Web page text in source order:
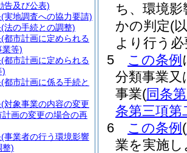
ち、環境
かの判定(
より行う
5
この条例
分類事業又
事業(同条
条第三項第
6
この条例 (
業を実施
告及び公表)
(実地調査への協力要請)
(法の手続との調整)
(都市計画に定められる
業等)
(都市計画に定められる
)
(都市計画に係る手続と
(対象事業の内容の変更
計画の変更の場合の再
(事業者の行う環境影響
整)